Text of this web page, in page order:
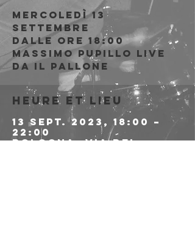
Mercoledì 13
Settembre
Dalle ore 18:00
Massimo Pupillo live
da Il Pallone
Heure et lieu
13 sept. 2023, 18:00 –
22:00
Bologna, Via del